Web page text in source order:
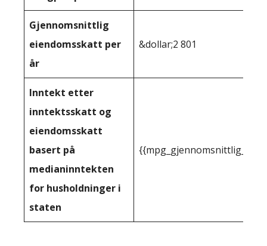
Gjennomsnittlig
eiendomsskatt per
år
&dollar;2 801
Inntekt etter
inntektsskatt og
eiendomsskatt
basert på
medianinntekten
for husholdninger i
staten